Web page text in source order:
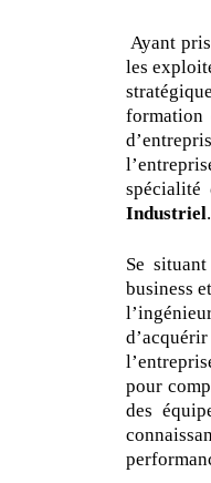
Ayant
les
formation
spécialité
Industriel.
Se
business
pour
des